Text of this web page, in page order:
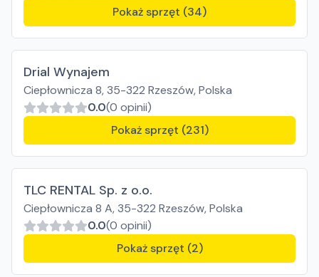
Pokaż sprzęt (34)
Drial Wynajem
Ciepłownicza 8, 35-322 Rzeszów, Polska
0.0(0 opinii)
Pokaż sprzęt (231)
TLC RENTAL Sp. z o.o.
Ciepłownicza 8 A, 35-322 Rzeszów, Polska
0.0(0 opinii)
Pokaż sprzęt (2)